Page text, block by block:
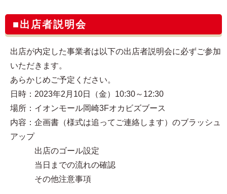
■出店者説明会
出店が内定した事業者は以下の出店者説明会に必ずご参加
いただきます。
あらかじめご予定ください。
日時：2023年2月10日（金）10:30～12:30
場所：イオンモール岡崎3Fオカビズブース
内容：企画書（様式は追ってご連絡します）のブラッシュ
アップ
出店のゴール設定
当日までの流れの確認
その他注意事項